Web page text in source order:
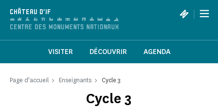
CHÂTEAU D'IF |
VISITER DÉCOUVRIR AGENDA
Page d'accueil Enseignants Cycle 3
Cycle 3